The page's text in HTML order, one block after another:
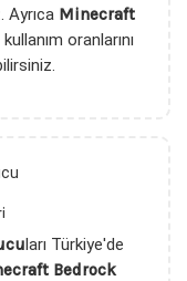
Ayrıca Minecraft
oranlarını
ları Türkiye'de
Bedrock